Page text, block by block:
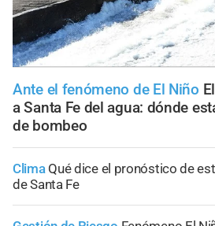
Ante el fenómeno de El Niño
a Santa Fe del agua: dónde
de bombeo
Clima Qué dice el pronóstico de
de Santa Fe